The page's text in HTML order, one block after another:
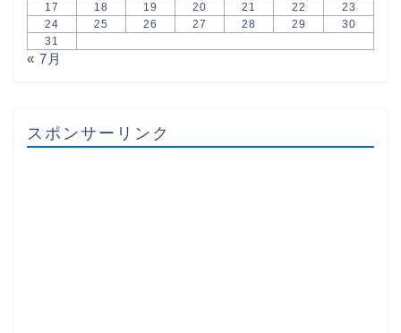
17
18 19 20 21 22
23
24
25 26 27 28 29
30
31
« 7月
スポンサーリンク